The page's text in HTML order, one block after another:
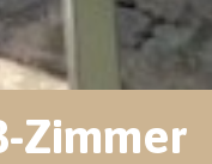
Zimmer